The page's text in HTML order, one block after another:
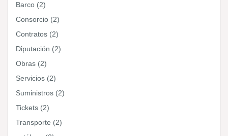
Barco (2)
Consorcio (2)
Contratos (2)
Diputación (2)
Obras (2)
Servicios (2)
Suministros (2)
Tickets (2)
Transporte (2)